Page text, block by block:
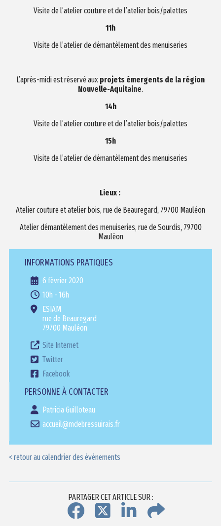
Visite de l’atelier couture et de l’atelier bois/palettes
11h
Visite de l’atelier de démantèlement des menuiseries
L’après-midi est réservé aux projets émergents de la région
Nouvelle-Aquitaine.
14h
Visite de l’atelier couture et de l’atelier bois/palettes
15h
Visite de l’atelier de démantèlement des menuiseries
Lieux :
Atelier couture et atelier bois, rue de Beauregard, 79700 Mauléon
Atelier démantèlement des menuiseries, rue de Sourdis, 79700
Mauléon
INFORMATIONS PRATIQUES
6 février 2020
10h - 16h
ESIAM
rue de Beauregard
79700 Mauléon
Site Internet
Twitter
Facebook
PERSONNE À CONTACTER
Patricia Guilloteau
accueil@mdebressuirais.fr
< retour au calendrier des événements
PARTAGER CET ARTICLE SUR :